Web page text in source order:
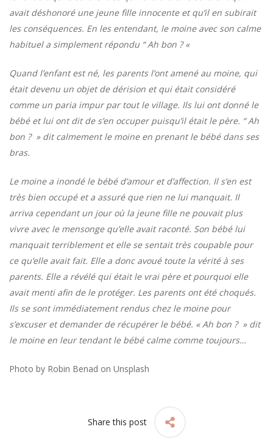
avait déshonoré une jeune fille innocente et qu’il en subirait
les conséquences. En les entendant, le moine avec son calme
habituel a simplement répondu “ Ah bon ? «
Quand l’enfant est né, les parents l’ont amené au moine, qui
était devenu un objet de dérision et qui était considéré
comme un paria impur par tout le village. Ils lui ont donné le
bébé et lui ont dit de s’en occuper puisqu’il était le père. “ Ah
bon ? » dit calmement le moine en prenant le bébé dans ses
bras.
Le moine a inondé le bébé d’amour et d’affection. Il s’en est
très bien occupé et a assuré que rien ne lui manquait. Il
arriva cependant un jour où la jeune fille ne pouvait plus
vivre avec le mensonge qu’elle avait raconté. Son bébé lui
manquait terriblement et elle se sentait très coupable pour
ce qu’elle avait fait. Elle a donc avoué toute la vérité à ses
parents. Elle a révélé qui était le vrai père et pourquoi elle
avait menti afin de le protéger. Les parents ont été choqués.
Ils se sont immédiatement rendus chez le moine pour
s’excuser et demander de récupérer le bébé. « Ah bon ? » dit
le moine en leur tendant le bébé calme comme toujours…
Photo by Robin Benad on Unsplash
Share this post